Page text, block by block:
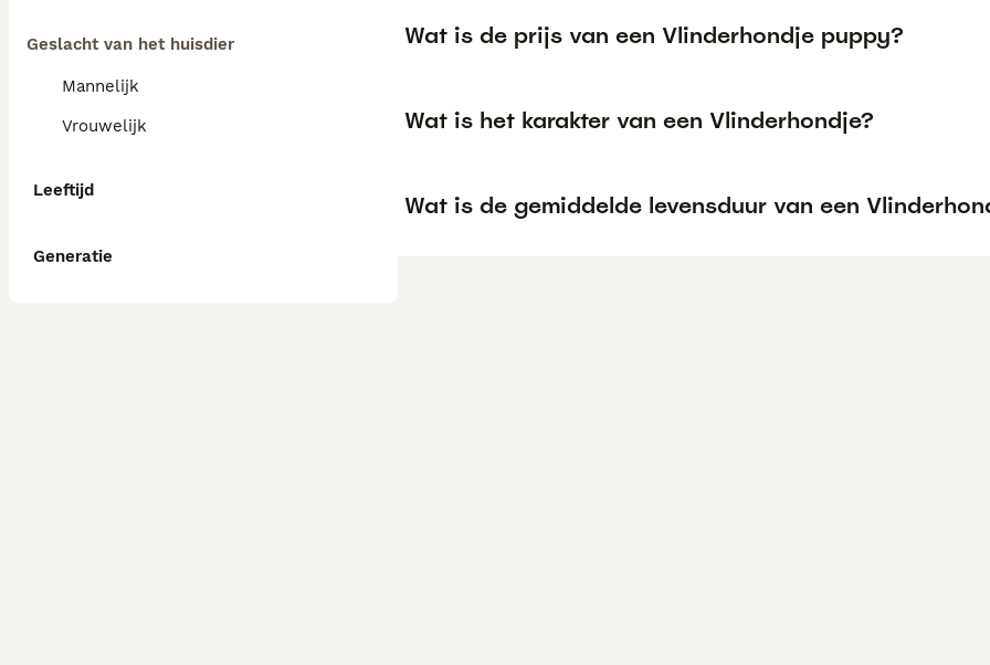
Geslacht van het huisdier
Mannelijk
Vrouwelijk
Leeftijd
Generatie
Wat is de prijs van een Vlinderhondje puppy?
Wat is het karakter van een Vlinderhondje?
Wat is de gemiddelde levensduur van een